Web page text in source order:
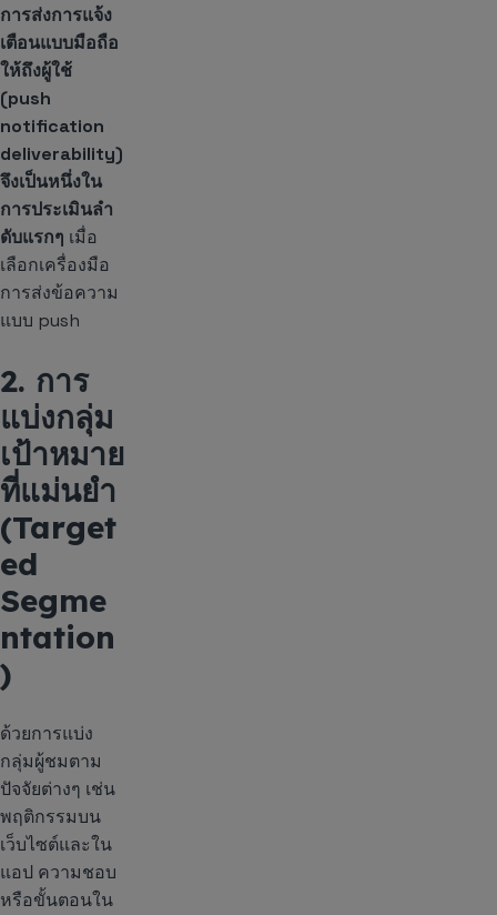
การส่งการแจ้ง
เตือนแบบมือถือ
ให้ถึงผู้ใช้
(push
notification
deliverability)
จึงเป็นหนึ่งใน
การประเมินลำ
ดับแรกๆ เมื่อ
เลือกเครื่องมือ
การส่งข้อความ
แบบ push
2. การ
แบ่งกลุ่ม
เป้าหมาย
ที่แม่นยำ
(Target
ed
Segme
ntation
)
ด้วยการแบ่ง
กลุ่มผู้ชมตาม
ปัจจัยต่างๆ เช่น
พฤติกรรมบน
เว็บไซต์และใน
แอป ความชอบ
หรือขั้นตอนใน